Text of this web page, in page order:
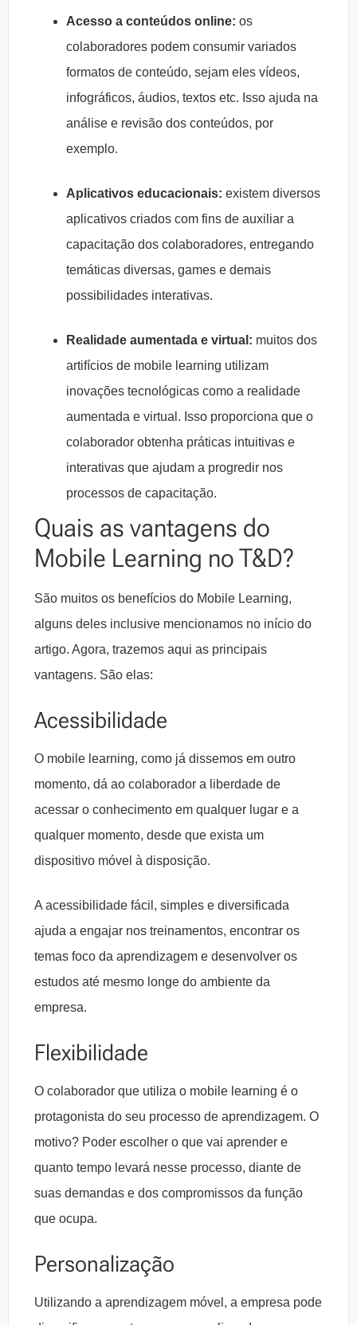
Acesso a conteúdos online: os
colaboradores podem consumir variados
formatos de conteúdo, sejam eles vídeos,
infográficos, áudios, textos etc. Isso ajuda na
análise e revisão dos conteúdos, por
exemplo.
Aplicativos educacionais: existem diversos
aplicativos criados com fins de auxiliar a
capacitação dos colaboradores, entregando
temáticas diversas, games e demais
possibilidades interativas.
Realidade aumentada e virtual: muitos dos
artifícios de mobile learning utilizam
inovações tecnológicas como a realidade
aumentada e virtual. Isso proporciona que o
colaborador obtenha práticas intuitivas e
interativas que ajudam a progredir nos
processos de capacitação.
Quais as vantagens do
Mobile Learning no T&D?
São muitos os benefícios do Mobile Learning,
alguns deles inclusive mencionamos no início do
artigo. Agora, trazemos aqui as principais
vantagens. São elas:
Acessibilidade
O mobile learning, como já dissemos em outro
momento, dá ao colaborador a liberdade de
acessar o conhecimento em qualquer lugar e a
qualquer momento, desde que exista um
dispositivo móvel à disposição.
A acessibilidade fácil, simples e diversificada
ajuda a engajar nos treinamentos, encontrar os
temas foco da aprendizagem e desenvolver os
estudos até mesmo longe do ambiente da
empresa.
Flexibilidade
O colaborador que utiliza o mobile learning é o
protagonista do seu processo de aprendizagem. O
motivo? Poder escolher o que vai aprender e
quanto tempo levará nesse processo, diante de
suas demandas e dos compromissos da função
que ocupa.
Personalização
Utilizando a aprendizagem móvel, a empresa pode